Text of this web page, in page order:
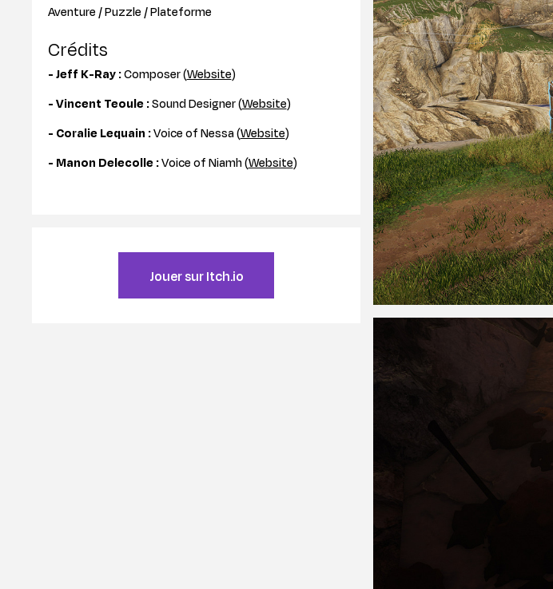
Aventure / Puzzle / Plateforme
Crédits
- Jeff K-Ray :Composer (Website)
- Vincent Teoule :Sound Designer (Website)
- Coralie Lequain :Voice of Nessa (Website)
- Manon Delecolle :Voice of Niamh (Website)
Jouer sur Itch.io